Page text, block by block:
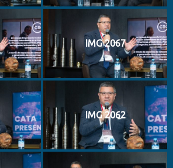
IMG 2067
IMG 2062